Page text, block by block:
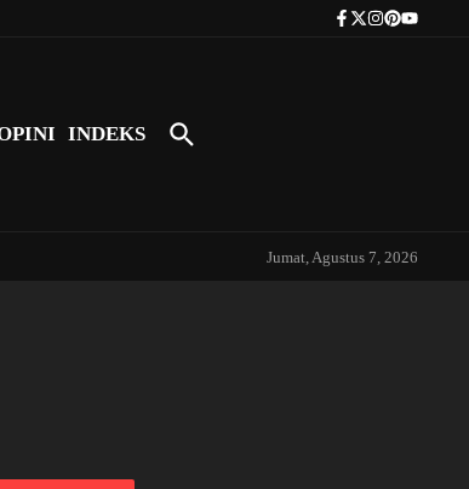
Tokoh Indonesia Pertama yang
INDEKS
Jumat, Agustus 7, 2026